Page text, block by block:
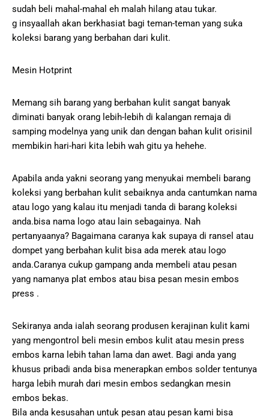
sudah beli mahal-mahal eh malah hilang atau tukar.
g insyaallah akan berkhasiat bagi teman-teman yang suka
koleksi barang yang berbahan dari kulit.
Mesin Hotprint
Memang sih barang yang berbahan kulit sangat banyak
diminati banyak orang lebih-lebih di kalangan remaja di
samping modelnya yang unik dan dengan bahan kulit orisinil
membikin hari-hari kita lebih wah gitu ya hehehe.
Apabila anda yakni seorang yang menyukai membeli barang
koleksi yang berbahan kulit sebaiknya anda cantumkan nama
atau logo yang kalau itu menjadi tanda di barang koleksi
anda.bisa nama logo atau lain sebagainya. Nah
pertanyaanya? Bagaimana caranya kak supaya di ransel atau
dompet yang berbahan kulit bisa ada merek atau logo
anda.Caranya cukup gampang anda membeli atau pesan
yang namanya plat embos atau bisa pesan mesin embos
press .
Sekiranya anda ialah seorang produsen kerajinan kulit kami
yang mengontrol beli mesin embos kulit atau mesin press
embos karna lebih tahan lama dan awet. Bagi anda yang
khusus pribadi anda bisa menerapkan embos solder tentunya
harga lebih murah dari mesin embos sedangkan mesin
embos bekas.
Bila anda kesusahan untuk pesan atau pesan kami bisa